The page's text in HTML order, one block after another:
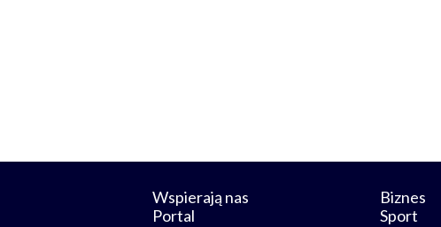
Wspierają nas
Portal
Biznes
Sport